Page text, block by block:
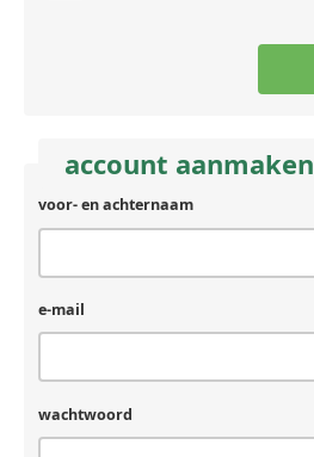
account aanmaken
voor- en achternaam
e-mail
wachtwoord